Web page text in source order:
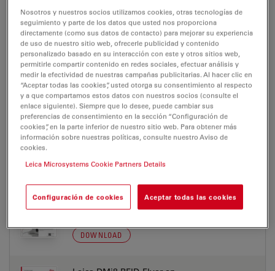
BROCHURE OR FLYER
Leica DMi8S-PLU-Flyer EN
Jul 27, 2026 PDF, 911 KB
DOWNLOAD
Leica DMi8 Koehler-Flyer en
Jul 27, 2026 PDF, 2 MB
Leica DMi8 LightPath-Flyer en
Jul 27, 2026 PDF, 328 KB
DOWNLOAD
Nosotros y nuestros socios utilizamos cookies, otras tecnologías de
seguimiento y parte de los datos que usted nos proporciona
directamente (como sus datos de contacto) para mejorar su experiencia
de uso de nuestro sitio web, ofrecerle publicidad y contenido
personalizado basado en su interacción con este y otros sitios web,
permitirle compartir contenido en redes sociales, efectuar análisis y
medir la efectividad de nuestras campañas publicitarias. Al hacer clic en
“Aceptar todas las cookies”, usted otorga su consentimiento al respecto
y a que compartamos estos datos con nuestros socios (consulte el
enlace siguiente). Siempre que lo desee, puede cambiar sus
preferencias de consentimiento en la sección “Configuración de
cookies”, en la parte inferior de nuestro sitio web. Para obtener más
información sobre nuestras políticas, consulte nuestro Aviso de
cookies.
Leica Microsystems Cookie Partners Details
Configuración de cookies Aceptar todas las cookies